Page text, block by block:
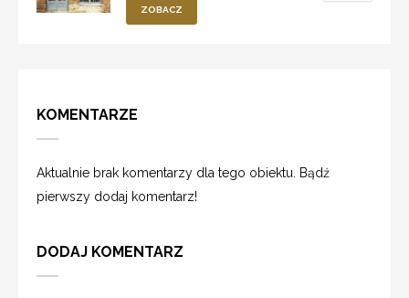
ZOBACZ
KOMENTARZE
Aktualnie brak komentarzy dla tego obiektu. Bądź
pierwszy dodaj komentarz!
DODAJ KOMENTARZ